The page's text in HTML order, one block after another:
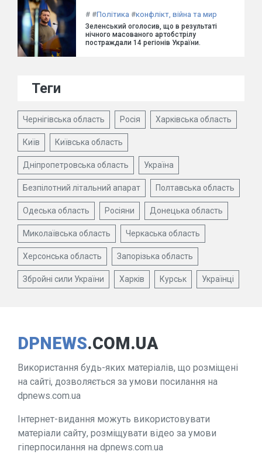
# #Політика #конфлікт, війна та мир
Зеленський оголосив, що в результаті
нічного масованого артобстрілу
постраждали 14 регіонів України.
Теги
Чернігівська область Росія Харківська область
Київ Київська область
Дніпропетровська область Україна
Безпілотний літальний апарат Полтавська область
Одеська область Росіяни Донецька область
Миколаївська область Черкаська область
Херсонська область Запорізька область
Збройні сили України Харків Курськ Українці
DPNEWS.COM.UA
Використання будь-яких матеріалів, що розміщені
на сайті, дозволяється за умови посилання на
dpnews.com.ua
Інтернет-видання можуть використовувати
матеріали сайту, розміщувати відео за умови
гіперпосилання на dpnews.com.ua